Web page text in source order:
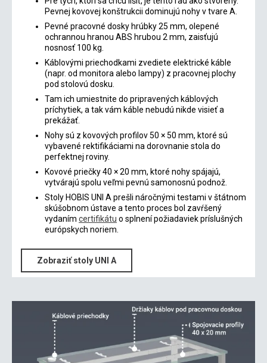
Pevnej kovovej konštrukcii dominujú nohy v tvare A.
Pevné pracovné dosky hrúbky 25 mm, olepené
ochrannou hranou ABS hrubou 2 mm, zaisťujú
nosnosť 100 kg.
Káblovými priechodkami zvediete elektrické káble
(napr. od monitora alebo lampy) z pracovnej plochy
pod stolovú dosku.
Tam ich umiestnite do pripravených káblových
príchytiek, a tak vám káble nebudú nikde visieť a
prekážať.
Nohy sú z kovových profilov 50 × 50 mm, ktoré sú
vybavené rektifikáciami na dorovnanie stola do
perfektnej roviny.
Kovové priečky 40 × 20 mm, ktoré nohy spájajú,
vytvárajú spolu veľmi pevnú samonosnú podnož.
Stoly HOBIS UNI A prešli náročnými testami v štátnom
skúšobnom ústave a tento proces bol zavŕšený
vydaním certifikátu o splnení požiadaviek príslušných
európskych noriem.
Zobraziť stoly UNI A